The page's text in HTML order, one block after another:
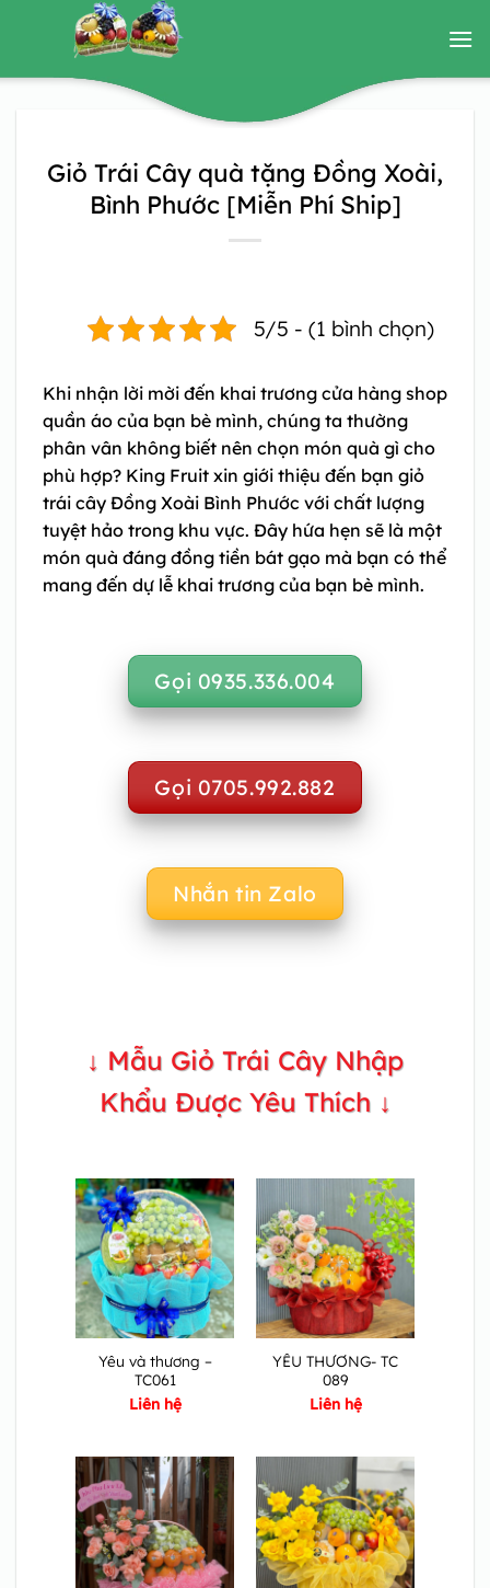
Giỏ Trái Cây quà tặng Đồng Xoài,
Bình Phước [Miễn Phí Ship]
5/5 - (1 bình chọn)
Khi nhận lời mời đến khai trương cửa hàng shop
quần áo của bạn bè mình, chúng ta thường
phân vân không biết nên chọn món quà gì cho
phù hợp? King Fruit xin giới thiệu đến bạn giỏ
trái cây Đồng Xoài Bình Phước với chất lượng
tuyệt hảo trong khu vực. Đây hứa hẹn sẽ là một
món quà đáng đồng tiền bát gạo mà bạn có thể
mang đến dự lễ khai trương của bạn bè mình.
Gọi 0935.336.004
Gọi 0705.992.882
Nhắn tin Zalo
↓ Mẫu Giỏ Trái Cây Nhập
Khẩu Được Yêu Thích ↓
Yêu và thương –
TC061
Liên hệ
YÊU THƯƠNG- TC
089
Liên hệ